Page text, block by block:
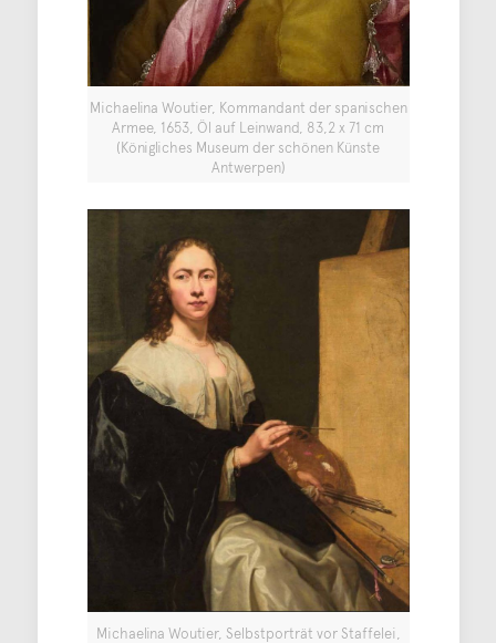
Michaelina Woutier, Kommandant der spanischen
Armee, 1653, Öl auf Leinwand, 83,2 x 71 cm
(Königliches Museum der schönen Künste
Antwerpen)
Michaelina Woutier, Selbstporträt vor Staffelei,